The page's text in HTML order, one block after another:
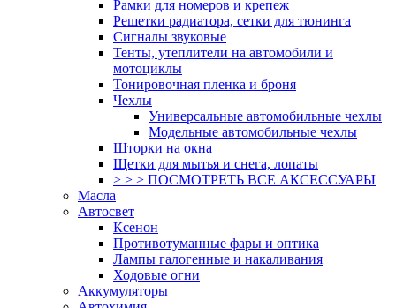
Рамки для номеров и крепеж
Решетки радиатора, сетки для тюнинга
Сигналы звуковые
Тенты, утеплители на автомобили и
мотоциклы
Тонировочная пленка и броня
Чехлы
Универсальные автомобильные чехлы
Модельные автомобильные чехлы
Шторки на окна
Щетки для мытья и снега, лопаты
> > > ПОСМОТРЕТЬ ВСЕ АКСЕССУАРЫ
Масла
Автосвет
Ксенон
Противотуманные фары и оптика
Лампы галогенные и накаливания
Ходовые огни
Аккумуляторы